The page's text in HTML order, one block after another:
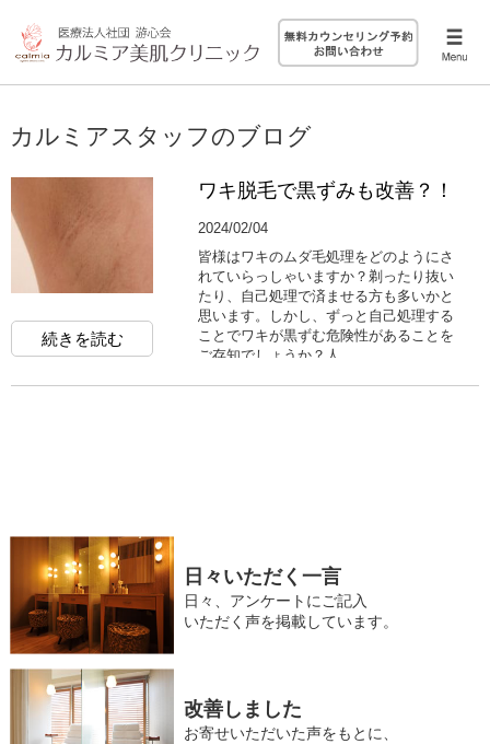
カルミアスタッフのブログ
続きを読む
ワキ脱毛で黒ずみも改善？！
2024/02/04
皆様はワキのムダ毛処理をどのようにさ
れていらっしゃいますか？剃ったり抜い
たり、自己処理で済ませる方も多いかと
思います。しかし、ずっと自己処理する
ことでワキが黒ずむ危険性があることを
ご存知でしょうか？人...
日々いただく一言
日々、アンケートにご記入
いただく声を掲載しています。
改善しました
お寄せいただいた声をもとに、